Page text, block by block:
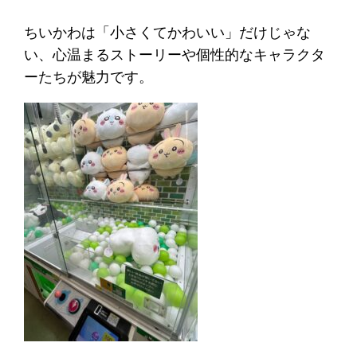
ちいかわは「小さくてかわいい」だけじゃな
い、心温まるストーリーや個性的なキャラクタ
ーたちが魅力です。